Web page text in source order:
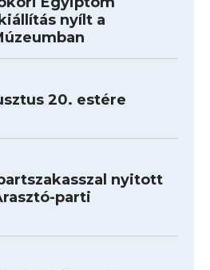
nyílt a
20. estére
nyitott
parti